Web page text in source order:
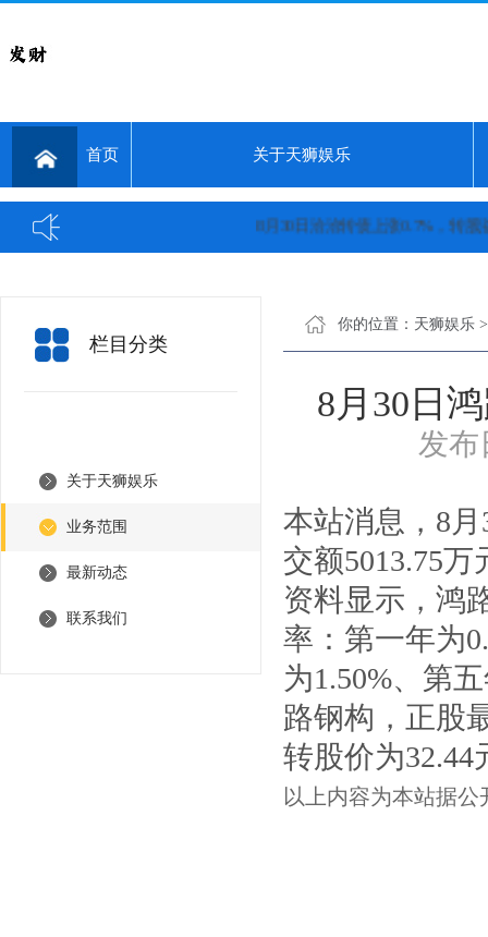
首页 关于天狮娱乐
8月30日洽洽转债上涨0.7%，转股溢
栏目分类
关于天狮娱乐
业务范围
最新动态
联系我们
你的位置： 天狮娱乐
8月30日
发布
本站消息，8
交额5013.75
资料显示，鸿
率：第一年为
为1.50%、第
路钢构，正股
转股价为32.44
以上内容为本站据